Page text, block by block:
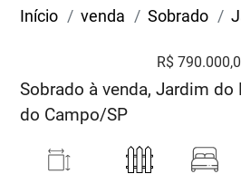
Início venda Sobrado
R$
Sobrado à venda, Jardim do
do Campo/SP